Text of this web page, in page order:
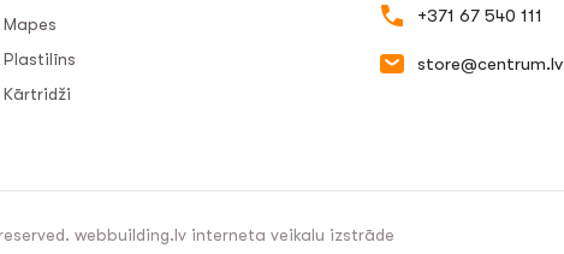
Mapes
Plastilīns
Kārtridži
+371 67 540 111
store@centrum.lv
webbuilding.lv interneta veikalu izstrāde